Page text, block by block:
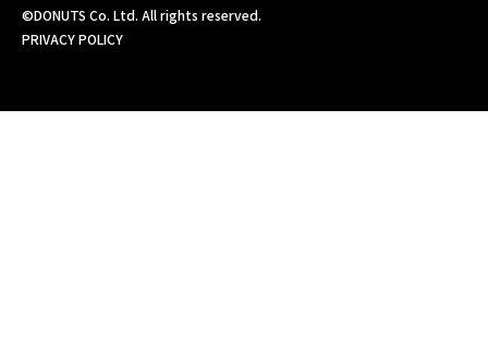
©DONUTS Co. Ltd. All rights reserved.
PRIVACY POLICY